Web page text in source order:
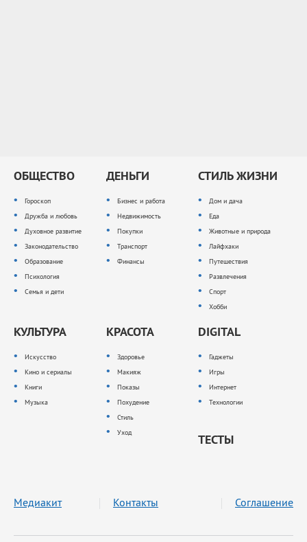
ОБЩЕСТВО
Гороскоп
Дружба и любовь
Духовное развитие
Законодательство
Образование
Психология
Семья и дети
ДЕНЬГИ
Бизнес и работа
Недвижимость
Покупки
Транспорт
Финансы
СТИЛЬ ЖИЗНИ
Дом и дача
Еда
Животные и природа
Лайфхаки
Путешествия
Развлечения
Спорт
Хобби
КУЛЬТУРА
Искусство
Кино и сериалы
Книги
Музыка
КРАСОТА
Здоровье
Макияж
Показы
Похудение
Стиль
Уход
DIGITAL
Гаджеты
Игры
Интернет
Технологии
ТЕСТЫ
Медиакит Контакты Соглашение